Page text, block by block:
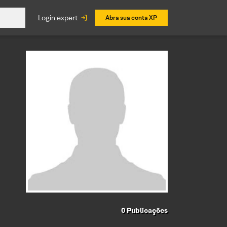
login expert Abra sua conta XP
0Publicações